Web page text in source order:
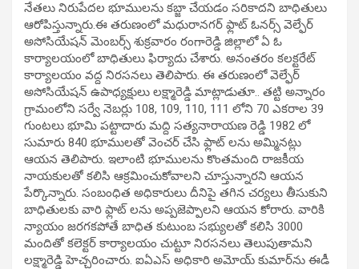
నేతలు నిరుపేదల భూములను కబ్జా చేయడం సరికాదని బాధితులు
ఆరోపిస్తున్నారు.ఈ తరుణంలో మధురానగర్ ఫ్లాట్ ఓనర్స్ వెల్ఫేర్
అసోసియేషన్ మెంబర్స్ శుక్రవారం రంగారెడ్డి జిల్లాలో ఏ ఓ
కార్యాలయంలో బాధితులు ఫిర్యాదు చేశారు. అనంతరం కలక్టరేట్
కార్యాలయం వద్ద నిరసనలు తెలిపారు. ఈ తరుణంలో వెల్ఫేర్
అసోసియేషన్ ఉపాధ్యక్షులు లక్ష్మారెడ్డి మాట్లాడుతూ.. తట్టి అన్నారం
గ్రామంలోని సర్వే నెబర్లు 108, 109, 110, 111 లోని 70 ఎకరాల 39
గుంటలు భూమి పట్టాదారు మద్ది సత్యనారాయణ రెడ్డి 1982 లో
సుమారు 840 భూములతో వెంచర్ చేసి ఫ్లాట్ లను అమ్మినట్లు
ఆయన తెలిపారు. ఇలాంటి భూములను కొంతమంది రాజకీయ
నాయకులతో కలిసి ఆక్రమించుకోవాలని చూస్తున్నారని ఆయన
పేర్కొన్నారు. సంబంధిత అధికారులు దీనిపై తగిన చర్యలు తీసుకుని
బాధితులకు వారి ఫ్లాట్ లను అప్పజెప్పాలని ఆయన కోరారు. వారికి
న్యాయం జరగకపోతే బాధిత కుటుంబ సభ్యులతో కలిసి 3000
మందితో కలెక్టర్ కార్యాలయం చుట్టూ నిరసనలు తెలుపుతామని
లక్ష్మారెడ్డి హెచ్చరించారు. ఐఏఎస్‌ అధికారి అమోయ్‌ కుమార్‌ను ఈడీ